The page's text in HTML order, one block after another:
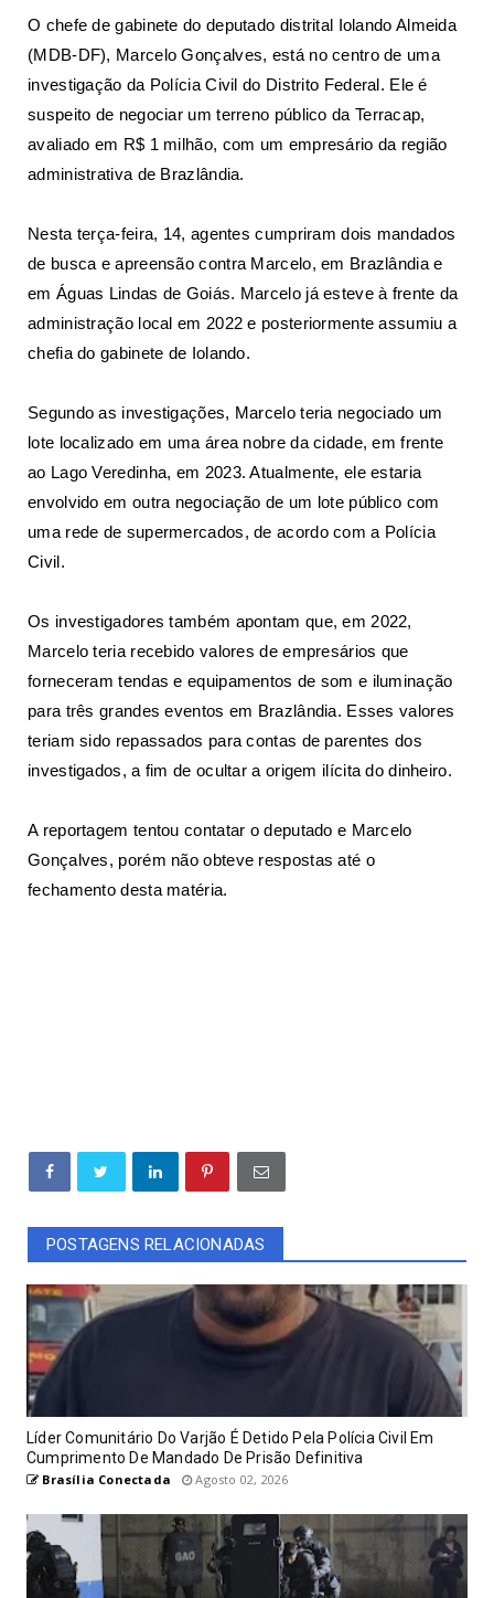
O chefe de gabinete do deputado distrital Iolando Almeida
(MDB-DF), Marcelo Gonçalves, está no centro de uma
investigação da Polícia Civil do Distrito Federal. Ele é
suspeito de negociar um terreno público da Terracap,
avaliado em R$ 1 milhão, com um empresário da região
administrativa de Brazlândia.
Nesta terça-feira, 14, agentes cumpriram dois mandados
de busca e apreensão contra Marcelo, em Brazlândia e
em Águas Lindas de Goiás. Marcelo já esteve à frente da
administração local em 2022 e posteriormente assumiu a
chefia do gabinete de Iolando.
Segundo as investigações, Marcelo teria negociado um
lote localizado em uma área nobre da cidade, em frente
ao Lago Veredinha, em 2023. Atualmente, ele estaria
envolvido em outra negociação de um lote público com
uma rede de supermercados, de acordo com a Polícia
Civil.
Os investigadores também apontam que, em 2022,
Marcelo teria recebido valores de empresários que
forneceram tendas e equipamentos de som e iluminação
para três grandes eventos em Brazlândia. Esses valores
teriam sido repassados para contas de parentes dos
investigados, a fim de ocultar a origem ilícita do dinheiro.
A reportagem tentou contatar o deputado e Marcelo
Gonçalves, porém não obteve respostas até o
fechamento desta matéria.
POSTAGENS RELACIONADAS
Líder Comunitário Do Varjão É Detido Pela Polícia Civil Em
Cumprimento De Mandado De Prisão Definitiva
Brasília Conectada Agosto 02, 2026